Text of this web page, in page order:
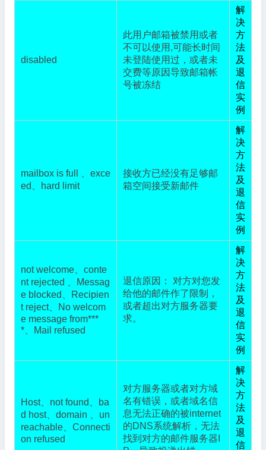
disabled
此用户邮箱被禁用或者
不可以使用,可能长时间
未登陆使用过，或者未
交费等原因导致邮箱帐
号被冻结
解
决
方
法
及
退
信
实
例
mailbox is full 、exce
ed、hard limit
接收方已经没有足够邮
箱空间接受新邮件
解
决
方
法
及
退
信
实
例
not welcome、conte
nt rejected 、Messag
e blocked、Recipien
t reject、No welcom
e message from***
*、Mail refused
退信原因： 对方对您发
给他的邮件作了限制，
或者超出对方服务器要
求。
解
决
方
法
及
退
信
实
例
Host、not found、ba
d host、domain 、un
reachable、Connecti
on refused
对方服务器或者对方域
名有错误，或者域名信
息无法正确的被internet
的DNS系统解析，无法
找到对方的邮件服务器I
解
决
方
法
及
退
信